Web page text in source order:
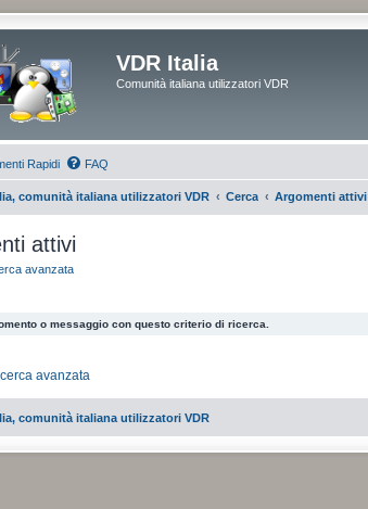
VDR Italia
Comunità italiana utilizzatori VDR
Rapidi FAQ
comunità italiana utilizzatori VDR Cerca Argomenti attivi
attivi
avanzata
o messaggio con questo criterio di ricerca.
avanzata
comunità italiana utilizzatori VDR